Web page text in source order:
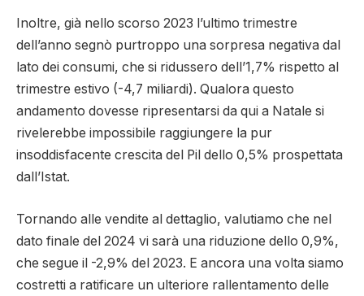
Inoltre, già nello scorso 2023 l’ultimo trimestre
dell’anno segnò purtroppo una sorpresa negativa dal
lato dei consumi, che si ridussero dell’1,7% rispetto al
trimestre estivo (-4,7 miliardi). Qualora questo
andamento dovesse ripresentarsi da qui a Natale si
rivelerebbe impossibile raggiungere la pur
insoddisfacente crescita del Pil dello 0,5% prospettata
dall’Istat.
Tornando alle vendite al dettaglio, valutiamo che nel
dato finale del 2024 vi sarà una riduzione dello 0,9%,
che segue il -2,9% del 2023. E ancora una volta siamo
costretti a ratificare un ulteriore rallentamento delle